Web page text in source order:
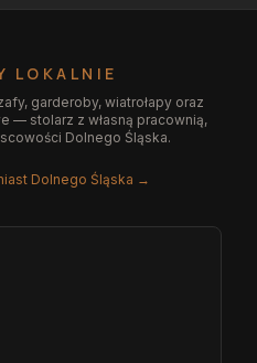
LOKALNIE
garderoby, wiatrołapy oraz
— stolarz z własną pracownią,
Dolnego Śląska.
Dolnego Śląska →